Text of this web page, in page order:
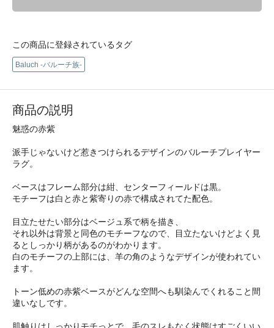
この商品に登録されているタグ
Baluch -バルーチ族-
商品の説明
魅惑の赤紫
派手じゃないけど惹きつけられるデザインのバルーチプレイヤー
ラグ。
ベースはフレーム部分は紺、センターフィールドは黒。
モチーフは白と赤と紫寄りの赤で構成されてた配色。
目立たせたい部分はベージュ系で柄を描き、
それ以外は背景と同色のモチーフなので、目立たないけどよく見
るとしっかり柄があるのがわかります。
白のモチーフの上部には、羊の角のようなデザインが使われてい
ます。
トーン低めの赤紫ベースがどんな空間へも馴染んでくれること間
違いなしです。